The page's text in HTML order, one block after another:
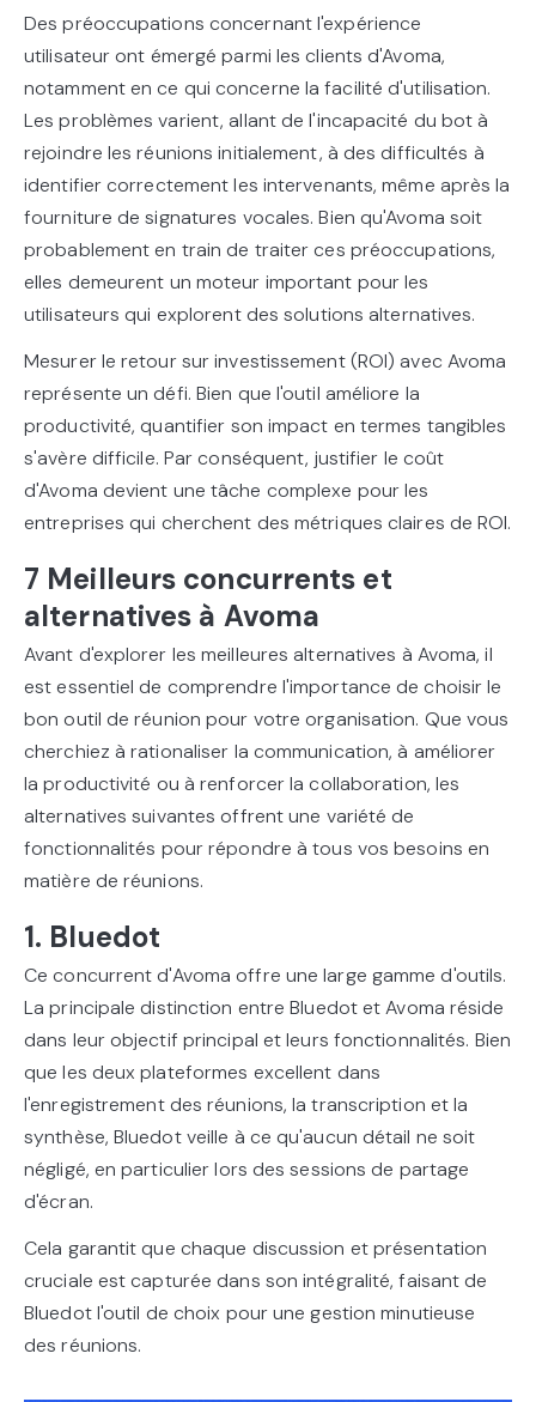
Des préoccupations concernant l'expérience
utilisateur ont émergé parmi les clients d'Avoma,
notamment en ce qui concerne la facilité d'utilisation.
Les problèmes varient, allant de l'incapacité du bot à
rejoindre les réunions initialement, à des difficultés à
identifier correctement les intervenants, même après la
fourniture de signatures vocales. Bien qu'Avoma soit
probablement en train de traiter ces préoccupations,
elles demeurent un moteur important pour les
utilisateurs qui explorent des solutions alternatives.
Mesurer le retour sur investissement (ROI) avec Avoma
représente un défi. Bien que l'outil améliore la
productivité, quantifier son impact en termes tangibles
s'avère difficile. Par conséquent, justifier le coût
d'Avoma devient une tâche complexe pour les
entreprises qui cherchent des métriques claires de ROI.
7 Meilleurs concurrents et
alternatives à Avoma
Avant d'explorer les meilleures alternatives à Avoma, il
est essentiel de comprendre l'importance de choisir le
bon outil de réunion pour votre organisation. Que vous
cherchiez à rationaliser la communication, à améliorer
la productivité ou à renforcer la collaboration, les
alternatives suivantes offrent une variété de
fonctionnalités pour répondre à tous vos besoins en
matière de réunions.
1. Bluedot
Ce concurrent d'Avoma offre une large gamme d'outils.
La principale distinction entre Bluedot et Avoma réside
dans leur objectif principal et leurs fonctionnalités. Bien
que les deux plateformes excellent dans
l'enregistrement des réunions, la transcription et la
synthèse, Bluedot veille à ce qu'aucun détail ne soit
négligé, en particulier lors des sessions de partage
d'écran.
Cela garantit que chaque discussion et présentation
cruciale est capturée dans son intégralité, faisant de
Bluedot l'outil de choix pour une gestion minutieuse
des réunions.